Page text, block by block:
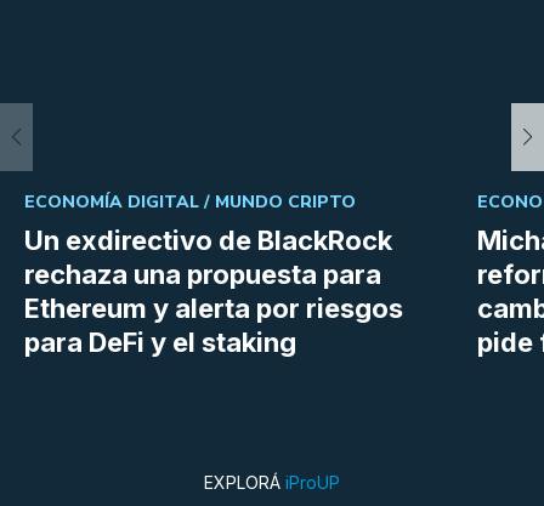
Un exdirectivo de BlackRock
rechaza una propuesta para
Ethereum y alerta por riesgos
para DeFi y el staking
ECONOMÍA DIGITAL / MUNDO CRIPTO
pide
EXPLORÁ iProUP